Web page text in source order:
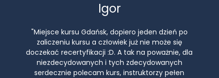
Dawid
"Pełen profesjonalizm ekipa z Poznania perfekcja
niesamowicie rodzinny klimat i przede wszystkim
przekaz 100% , pozoranci mega, w skali od 1 do 10